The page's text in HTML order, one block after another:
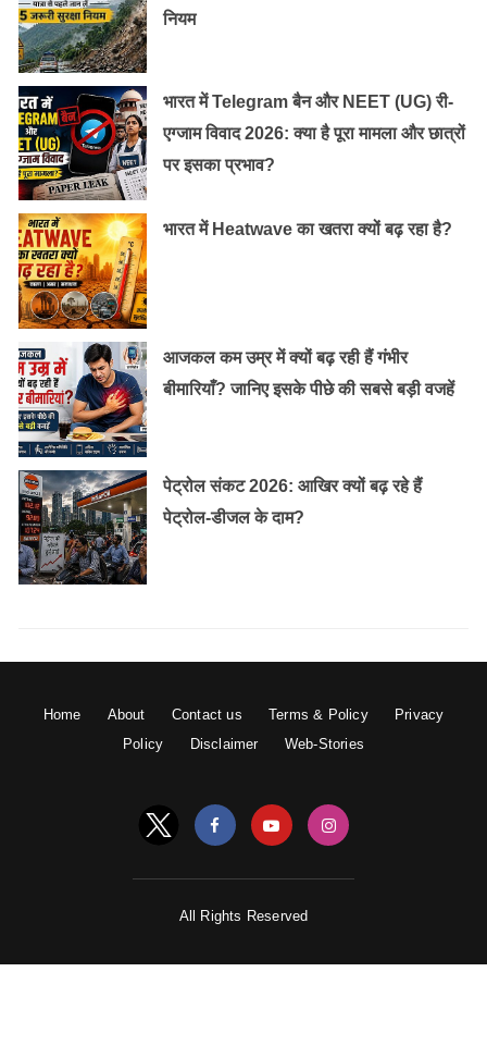
नियम
भारत में Telegram बैन और NEET (UG) री-
एग्जाम विवाद 2026: क्या है पूरा मामला और छात्रों
पर इसका प्रभाव?
भारत में Heatwave का खतरा क्यों बढ़ रहा है?
आजकल कम उम्र में क्यों बढ़ रही हैं गंभीर
बीमारियाँ? जानिए इसके पीछे की सबसे बड़ी वजहें
पेट्रोल संकट 2026: आखिर क्यों बढ़ रहे हैं
पेट्रोल-डीजल के दाम?
Home About Contact us Terms & Policy
Privacy
Policy
Disclaimer Web-Stories
All Rights Reserved